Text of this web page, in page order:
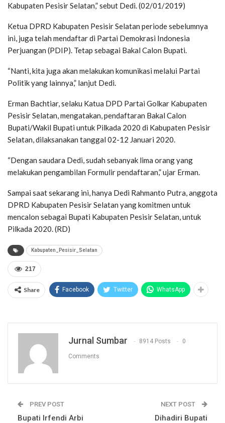
Kabupaten Pesisir Selatan,” sebut Dedi. (02/01/2019)
Ketua DPRD Kabupaten Pesisir Selatan periode sebelumnya
ini, juga telah mendaftar di Partai Demokrasi Indonesia
Perjuangan (PDIP). Tetap sebagai Bakal Calon Bupati.
“Nanti, kita juga akan melakukan komunikasi melalui Partai
Politik yang lainnya,” lanjut Dedi.
Erman Bachtiar, selaku Katua DPD Partai Golkar Kabupaten
Pesisir Selatan, mengatakan, pendaftaran Bakal Calon
Bupati/Wakil Bupati untuk Pilkada 2020 di Kabupaten Pesisir
Selatan, dilaksanakan tanggal 02-12 Januari 2020.
“Dengan saudara Dedi, sudah sebanyak lima orang yang
melakukan pengambilan Formulir pendaftaran,” ujar Erman.
Sampai saat sekarang ini, hanya Dedi Rahmanto Putra, anggota
DPRD Kabupaten Pesisir Selatan yang komitmen untuk
mencalon sebagai Bupati Kabupaten Pesisir Selatan, untuk
Pilkada 2020. (RD)
Kabupaten_Pesisir_Selatan
217
Share Facebook Twitter WhatsApp
Jurnal Sumbar 8914 Posts 0
Comments
PREV POST
Bupati Irfendi Arbi
NEXT POST
Dihadiri Bupati